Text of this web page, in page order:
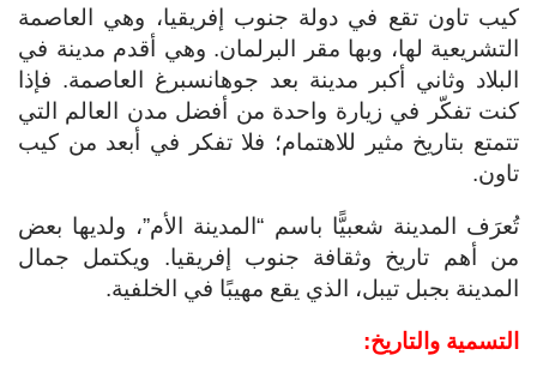
كيب تاون تقع في دولة جنوب إفريقيا، وهي العاصمة
التشريعية لها، وبها مقر البرلمان. وهي أقدم مدينة في
البلاد وثاني أكبر مدينة بعد جوهانسبرغ العاصمة. فإذا
كنت تفكّر في زيارة واحدة من أفضل مدن العالم التي
تتمتع بتاريخ مثير للاهتمام؛ فلا تفكر في أبعد من كيب
تاون.
تُعرَف المدينة شعبيًّا باسم “المدينة الأم”، ولديها بعض
من أهم تاريخ وثقافة جنوب إفريقيا. ويكتمل جمال
المدينة بجبل تيبل، الذي يقع مهيبًا في الخلفية.
التسمية والتاريخ: